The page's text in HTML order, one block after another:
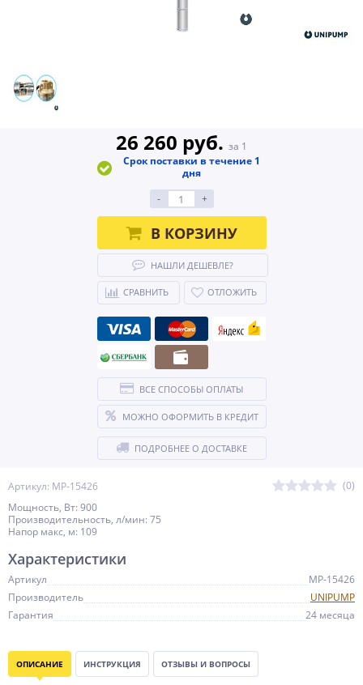
Артикул: MP-15426
(0)
Мощность, Вт: 900
Производительность, л/мин: 75
Напор макс, м: 109
26 260 руб. за 1
Срок поставки в течение 1
дня
-
+
В КОРЗИНУ
НАШЛИ ДЕШЕВЛЕ?
СРАВНИТЬ ОТЛОЖИТЬ
ВСЕ СПОСОБЫ ОПЛАТЫ
МОЖНО ОФОРМИТЬ В КРЕДИТ
ПОДРОБНЕЕ О ДОСТАВКЕ
Характеристики
Артикул
MP-15426
Производитель
UNIPUMP
Гарантия
24 месяца
ОПИСАНИЕ ИНСТРУКЦИЯ ОТЗЫВЫ И ВОПРОСЫ